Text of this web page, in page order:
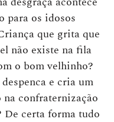
para os idosos
que grita que
não existe na fila
o bom velhinho?
e cria um
na confraternização
De certa forma tudo